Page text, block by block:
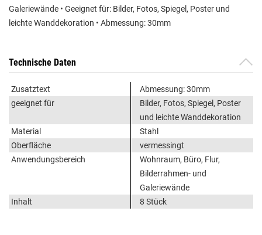
Galeriewände • Geeignet für: Bilder, Fotos, Spiegel, Poster und
leichte Wanddekoration • Abmessung: 30mm
Technische Daten
Zusatztext
Abmessung: 30mm
geeignet für
Bilder, Fotos, Spiegel, Poster
und leichte Wanddekoration
Material
Stahl
Oberfläche
vermessingt
Anwendungsbereich
Wohnraum, Büro, Flur,
Bilderrahmen- und
Galeriewände
Inhalt
8 Stück